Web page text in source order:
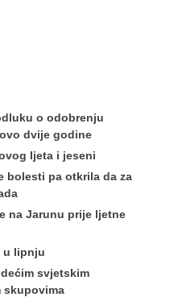
o odobrenju
dvije godine
ljeta i jeseni
bolesti pa otkrila da za
na Jarunu prije ljetne
u lipnju
svjetskim
skupovima